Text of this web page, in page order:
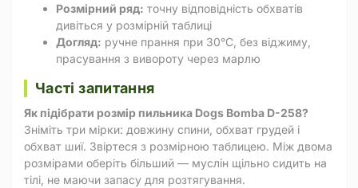
Розмірний ряд: точну відповідність обхватів
дивіться у розмірній таблиці
Догляд: ручне прання при 30°C, без віджиму,
прасування з вивороту через марлю
Часті запитання
Як підібрати розмір пильника Dogs Bomba D-258?
Зніміть три мірки: довжину спини, обхват грудей і
обхват шиї. Звіртеся з розмірною таблицею. Між двома
розмірами оберіть більший — муслін щільно сидить на
тілі, не маючи запасу для розтягування.